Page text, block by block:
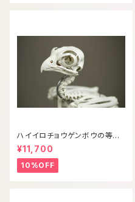
ハイイロチョウゲンボウの等倍
全身骨格レプリカ
¥11,700
10%OFF